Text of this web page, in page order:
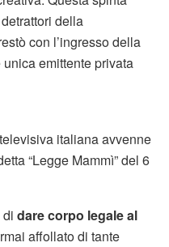
della
con l’ingresso della
emittente privata
italiana avvenne
“Legge Mammì” del 6
di dare corpo legale al
affollato di tante